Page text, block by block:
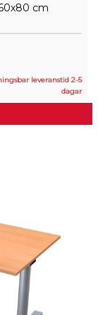
cm
leveranstid 2-5
dagar